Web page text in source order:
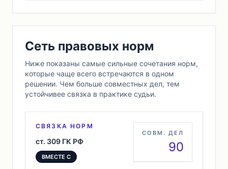
Сеть правовых норм
Ниже показаны самые сильные сочетания норм,
которые чаще всего встречаются в одном
решении. Чем больше совместных дел, тем
устойчивее связка в практике судьи.
СВЯЗКА НОРМ
ст. 309 ГК РФ
ВМЕСТЕ С
СОВМ. ДЕЛ
90